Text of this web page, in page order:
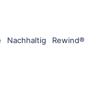
Nachhaltig Rewind®